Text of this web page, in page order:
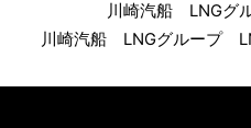
川崎汽船 LNGグ
川崎汽船 LNGグループ